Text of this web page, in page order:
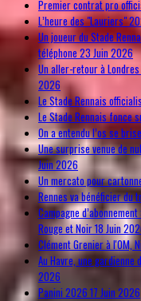
Premier contrat pro
L’heure des "Lauriers"
Un joueur du Stade
téléphone23 Juin 2026
Un aller-retour à
2026
Le Stade Rennais
Le Stade Rennais fonce
On a entendu l’os se
Une surprise venue de
Juin 2026
Un mercato pour
Rennes va bénéficier du
Campagne
Rouge et Noir18 Juin
Clément Grenier à l'OM,
Au Havre, une gardienne
2026
Panini 2026 17 Juin 2026